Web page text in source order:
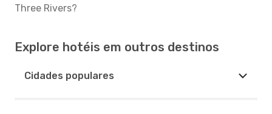
Three Rivers?
Explore hotéis em outros destinos
Cidades populares